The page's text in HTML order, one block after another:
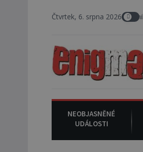
Čtvrtek, 6. srpna 2026
nasedne do něj a už ho nikdy nikdo
NEOBJASNĚNÉ
UDÁLOSTI